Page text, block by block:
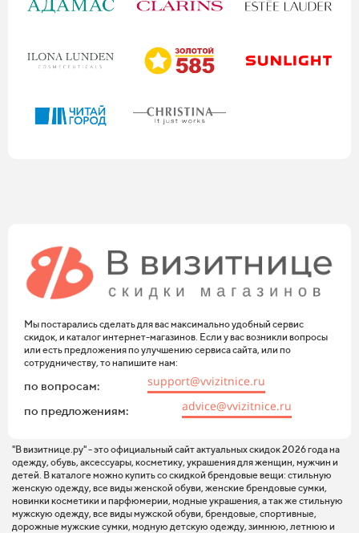
Мы постарались сделать для вас максимально удобный сервис
скидок, и каталог интернет-магазинов. Если у вас возникли вопросы
или есть предложения по улучшению сервиса сайта, или по
сотрудничеству, то напишите нам:
по вопросам: support@vvizitnice.ru
по предложениям: advice@vvizitnice.ru
"В визитнице.ру" - это официальный сайт актуальных скидок 2026 года на
одежду, обувь, аксессуары, косметику, украшения для женщин, мужчин и
детей. В каталоге можно купить со скидкой брендовые вещи: стильную
женскую одежду, все виды женской обуви, женские брендовые сумки,
новинки косметики и парфюмерии, модные украшения, а так же стильную
мужскую одежду, все виды мужской обуви, брендовые, спортивные,
дорожные мужские сумки, модную детскую одежду, зимнюю, летнюю и